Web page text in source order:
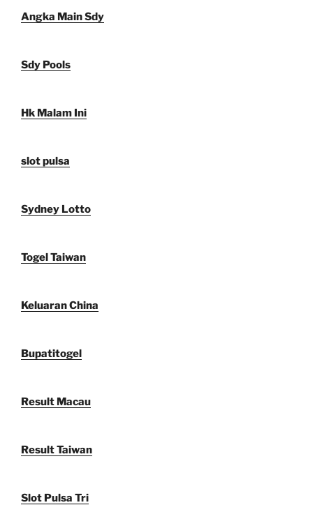
Angka Main Sdy
Sdy Pools
Hk Malam Ini
slot pulsa
Sydney Lotto
Togel Taiwan
Keluaran China
Bupatitogel
Result Macau
Result Taiwan
Slot Pulsa Tri